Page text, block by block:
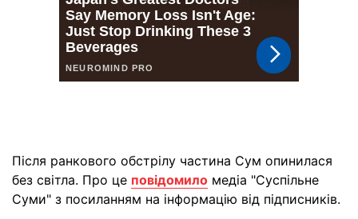
Після ранкового обстрілу частина Сум опинилася
без світла. Про це повідомило медіа "Суспільне
Суми" з посиланням на інформацію від підписників.